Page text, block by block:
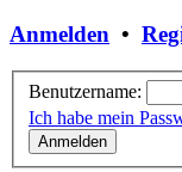
Anmelden •
Benutzername:
Ich habe mein